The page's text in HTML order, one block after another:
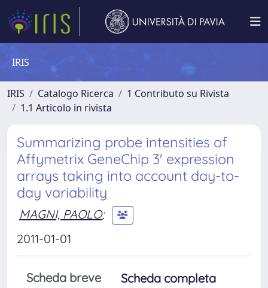
IRIS
IRIS Catalogo Ricerca
1 Contributo su Rivista
1.1 Articolo in rivista
Summarizing probe intensities of
Affymetrix GeneChip 3' expression
arrays taking into account day-to-
day variability
MAGNI, PAOLO;
2011-01-01
Scheda breve
Scheda completa